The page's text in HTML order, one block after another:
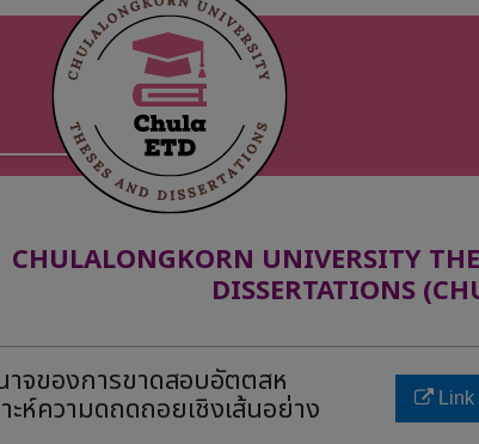
CHULALONGKORN UNIVERSITY
DISSERTATIONS
าจของการขาดสอบอัตตสห
ะห์ความดถดถอยเชิงเส้นอย่าง Link